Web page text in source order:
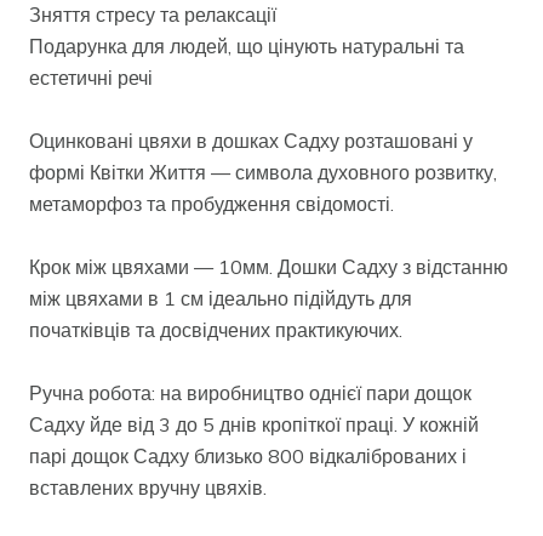
Зняття стресу та релаксації
Подарунка для людей, що цінують натуральні та
естетичні речі
Оцинковані цвяхи в дошках Садху розташовані у
формі Квітки Життя — символа духовного розвитку,
метаморфоз та пробудження свідомості.
Крок між цвяхами — 10мм. Дошки Садху з відстанню
між цвяхами в 1 см ідеально підійдуть для
початківців та досвідчених практикуючих.
Ручна робота: на виробництво однієї пари дощок
Садху йде від 3 до 5 днів кропіткої праці. У кожній
парі дощок Садху близько 800 відкаліброваних і
вставлених вручну цвяхів.